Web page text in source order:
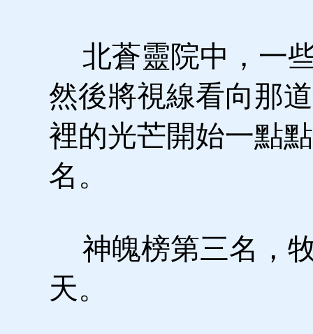
北蒼靈院中，一
然後將視線看向那
裡的光芒開始一點
名。
神魄榜第三名，
天。